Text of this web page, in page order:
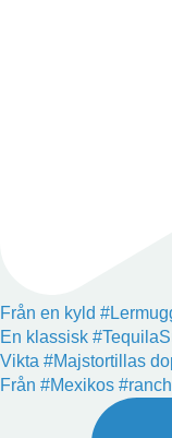
Från en kyld
En klassisk
Vikta #Majstortillas
Från #Mexikos